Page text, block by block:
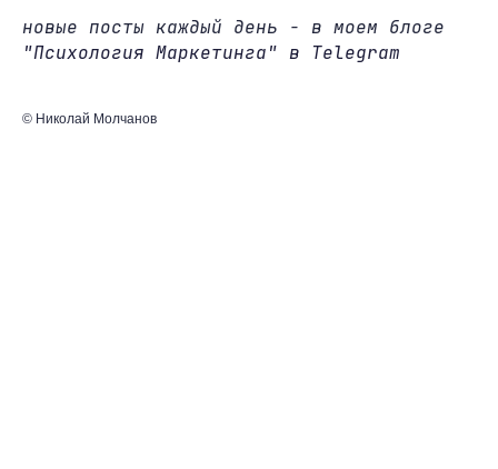
новые посты каждый день - в моем блоге
"Психология Маркетинга" в Telegram
© Николай Молчанов